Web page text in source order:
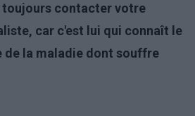
toujours contacter votre
car c'est lui qui connaît le
de la maladie dont souffre